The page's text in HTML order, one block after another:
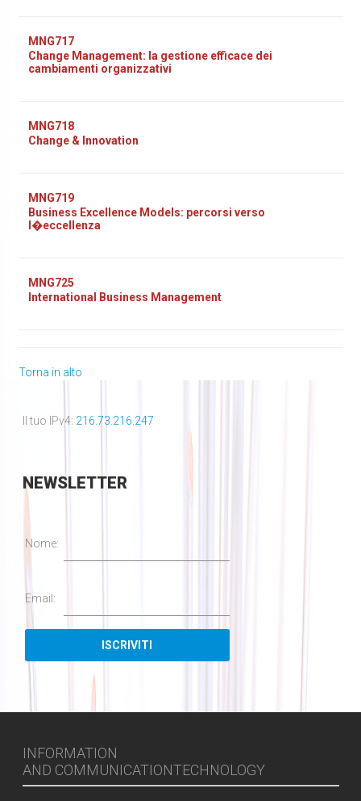
MNG717
Change Management: la gestione efficace dei
cambiamenti organizzativi
MNG718
Change & Innovation
MNG719
Business Excellence Models: percorsi verso
l�eccellenza
MNG725
International Business Management
Torna in alto
Il tuo IPv4: 216.73.216.247
NEWSLETTER
Nome:
Email:
INFORMATION
AND COMMUNICATIONTECHNOLOGY